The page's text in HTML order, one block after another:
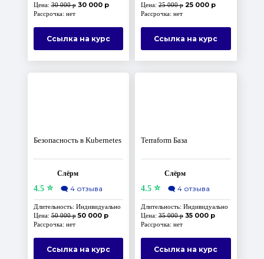
Цена:30 000 р 30 000 р
Рассрочка: нет
Ссылка на курс
Цена: 25 000 р 25 000 р
Рассрочка: нет
Ссылка на курс
Безопасность в Kubernetes
Слёрм
4.5⭐ 🗨️ 4 отзыва
Длительность: Индивидуально
Цена:50 000 р 50 000 р
Рассрочка: нет
Ссылка на курс
Terraform База
Слёрм
4.5 ⭐ 🗨️ 4 отзыва
Длительность: Индивидуально
Цена: 35 000 р 35 000 р
Рассрочка: нет
Ссылка на курс